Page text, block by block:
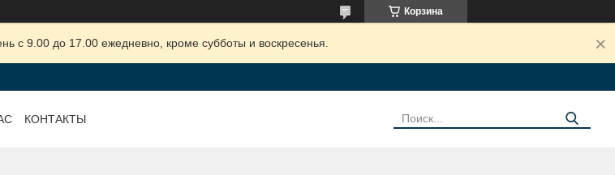
Корзина
с 9.00 до 17.00 ежедневно, кроме субботы и воскресенья.
КОНТАКТЫ